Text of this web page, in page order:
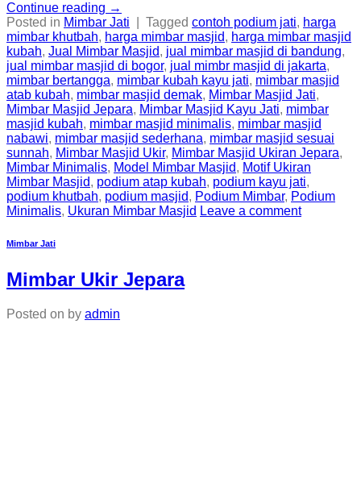
Continue reading →
Posted in Mimbar Jati Tagged contoh podium jati, harga
mimbar khutbah, harga mimbar masjid, harga mimbar masjid
kubah, Jual Mimbar Masjid, jual mimbar masjid di bandung,
jual mimbar masjid di bogor, jual mimbr masjid di jakarta,
mimbar bertangga, mimbar kubah kayu jati, mimbar masjid
atab kubah, mimbar masjid demak, Mimbar Masjid Jati,
Mimbar Masjid Jepara, Mimbar Masjid Kayu Jati, mimbar
masjid kubah, mimbar masjid minimalis, mimbar masjid
nabawi, mimbar masjid sederhana, mimbar masjid sesuai
sunnah, Mimbar Masjid Ukir, Mimbar Masjid Ukiran Jepara,
Mimbar Minimalis, Model Mimbar Masjid, Motif Ukiran
Mimbar Masjid, podium atap kubah, podium kayu jati,
podium khutbah, podium masjid, Podium Mimbar, Podium
Minimalis, Ukuran Mimbar Masjid Leave a comment
Mimbar Jati
Mimbar Ukir Jepara
Posted on by admin